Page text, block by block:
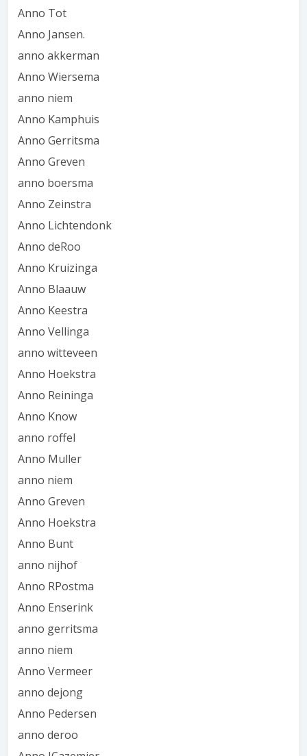
Anno Tot
Anno Jansen.
anno akkerman
Anno Wiersema
anno niem
Anno Kamphuis
Anno Gerritsma
Anno Greven
anno boersma
Anno Zeinstra
Anno Lichtendonk
Anno deRoo
Anno Kruizinga
Anno Blaauw
Anno Keestra
Anno Vellinga
anno witteveen
Anno Hoekstra
Anno Reininga
Anno Know
anno roffel
Anno Muller
anno niem
Anno Greven
Anno Hoekstra
Anno Bunt
anno nijhof
Anno RPostma
Anno Enserink
anno gerritsma
anno niem
Anno Vermeer
anno dejong
Anno Pedersen
anno deroo